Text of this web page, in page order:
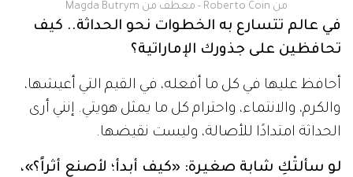
من Roberto Coin - معطف من Magda Butrym
في عالم تتسارع به الخطوات نحو الحداثة.. كيف
تحافظين على جذورك الإماراتية؟
أحافظ عليها في كل ما أفعله، في القيم التي أعيشها،
والكرم، والانتماء، واحترام كل ما يمثل هويتي. إنني أرى
الحداثة امتدادًا للأصالة، وليست نقيضها.
لو سألتْكِ شابة صغيرة: «كيف أبدأ؛ لأصنع أثراً؟»،